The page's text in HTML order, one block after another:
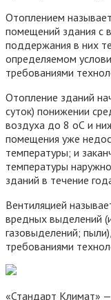
Отоплением
помещений здания с
поддержания в них
определяемом
требованиями
Отопление зданий
суток) понижении
воздуха до 8 оС и
помещения уже
температуры; и
температуры
зданий в течение
Вентиляцией
вредных выделений
газовыделений;
требованиями
«Стандарт Климат»